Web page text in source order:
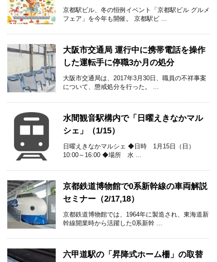
京都駅ビル、冬の恒例イベント「京都駅ビル グルメ
フェア」を今年も開催。 京都駅ビ ...
大阪市交通局 運行中に携帯電話を操作
した運転手に停職3か月の処分
大阪市交通局は、2017年3月30日、職員の不祥事案
について、懲戒処分を行った。 ...
水間観音駅構内で「日曜えきなかマル
シェ」（1/15）
日曜えきなかマルシェ ◆日時 1月15日（日）
10:00～16:00 ◆場所 水 ...
京都鉄道博物館で0系新幹線の車両解説
セミナー（2/17,18）
京都鉄道博物館では、1964年に製造され、東海道新
幹線開業時から活躍した0系新幹 ...
六甲道駅の「昇降式ホーム柵」の取替